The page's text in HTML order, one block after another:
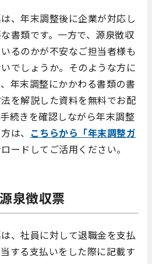
、年末調整後に企業が対応し
書類です。一方で、源泉徴収
るのかが不安なご担当者様も
でしょうか。そのような方に
年末調整にかかわる書類の書
を解説した資料を無料でお配
続きを確認しながら年末調整
は、 こちらから「年末調整ガ
ードしてご活用ください。
泉徴収票
、社員に対して退職金を支払
する支払いをした際に記載す